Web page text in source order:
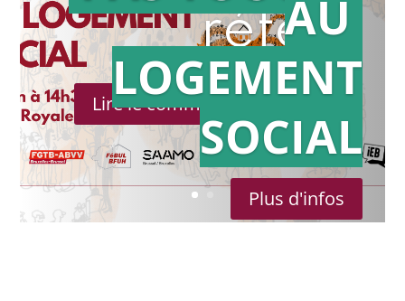
référé
Lire le communiqué de presse
AU
LOGEMENT
SOCIAL
Plus d'infos